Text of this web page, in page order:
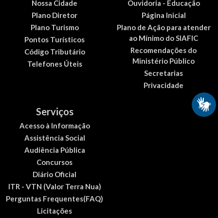
Nossa Cidade
Plano Diretor
Plano Turismo
Pontos Turísticos
Código Tributário
Telefones Úteis
Ouvidoria - Educação
Página Inicial
Plano de Ação para atender
ao Mínimo do SIAFIC
Recomendações do
Ministério Público
Secretarias
Privacidade
Serviços
Acesso à Informação
Assistência Social
Audiência Pública
Concursos
Diário Oficial
ITR - VTN (Valor Terra Nua)
Perguntas Frequentes(FAQ)
Licitações